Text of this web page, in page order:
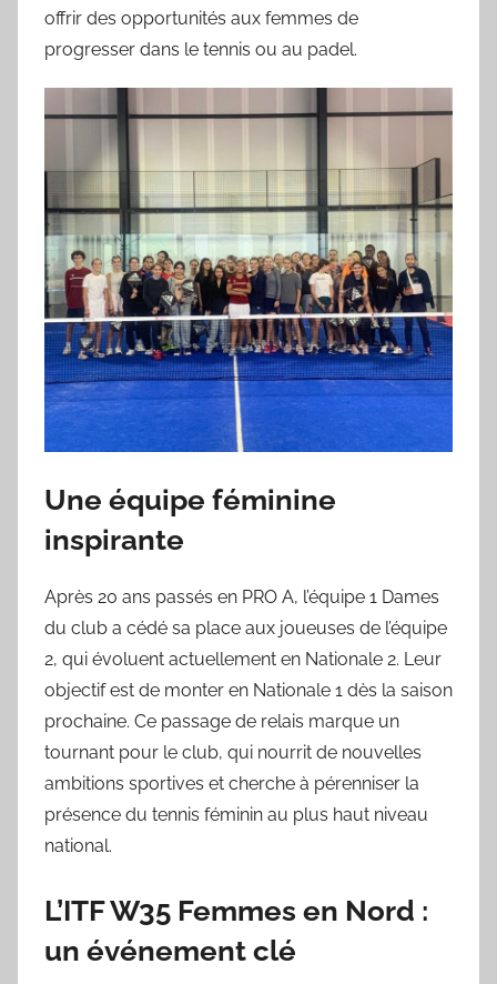
offrir des opportunités aux femmes de
progresser dans le tennis ou au padel.
Une équipe féminine
inspirante
Après 20 ans passés en PRO A, l’équipe 1 Dames
du club a cédé sa place aux joueuses de l’équipe
2, qui évoluent actuellement en Nationale 2. Leur
objectif est de monter en Nationale 1 dès la saison
prochaine. Ce passage de relais marque un
tournant pour le club, qui nourrit de nouvelles
ambitions sportives et cherche à pérenniser la
présence du tennis féminin au plus haut niveau
national.
L’ITF W35 Femmes en Nord :
un événement clé